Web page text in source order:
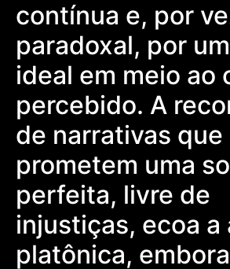
contínua e, por
paradoxal, por
ideal em meio ao
percebido. A
de narrativas que
prometem uma
perfeita, livre de
injustiças, ecoa a
platônica,